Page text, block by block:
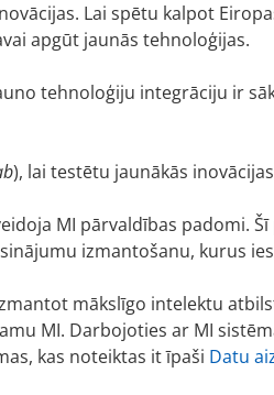
Lai spētu kalpot
apgūt jaunās tehnoloģijas.
tehnoloģiju integrāciju ir
), lai testētu jaunākās
MI pārvaldības padomi.
izmantošanu, kurus
mākslīgo intelektu
MI. Darbojoties ar MI
kas noteiktas it īpaši Datu